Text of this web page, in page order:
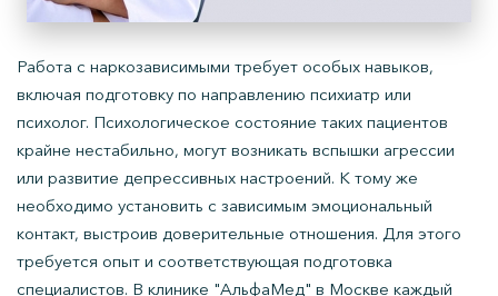
Работа с наркозависимыми требует особых навыков,
включая подготовку по направлению психиатр или
психолог. Психологическое состояние таких пациентов
крайне нестабильно, могут возникать вспышки агрессии
или развитие депрессивных настроений. К тому же
необходимо установить с зависимым эмоциональный
контакт, выстроив доверительные отношения. Для этого
требуется опыт и соответствующая подготовка
специалистов. В клинике "АльфаМед" в Москве каждый